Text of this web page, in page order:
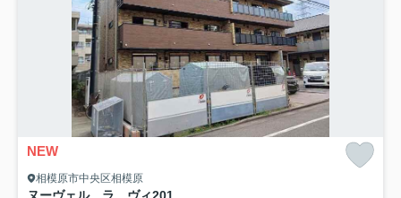
NEW
相模原市中央区相模原